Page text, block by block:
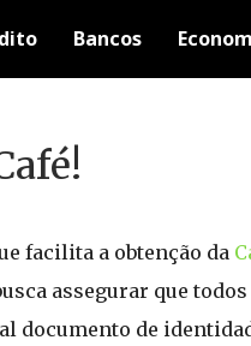
Bancos
facilita a obtenção da
assegurar que
documento de